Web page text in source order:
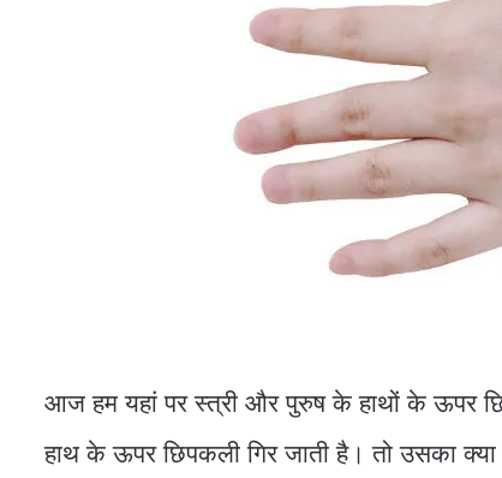
आज हम यहां पर स्त्री और पुरुष के हाथों के ऊपर
हाथ के ऊपर छिपकली गिर जाती है। तो उसका